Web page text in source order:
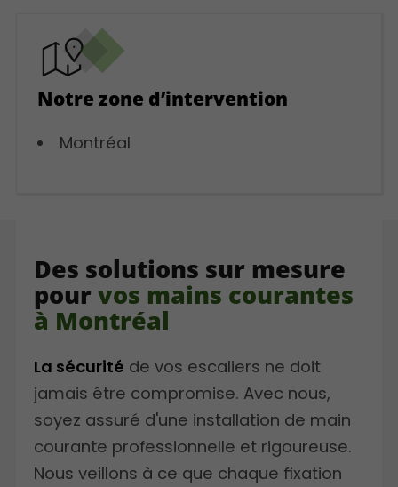
Notre zone d’intervention
Montréal
Des solutions sur mesure
pourvos mains courantes
à Montréal
La sécurité de vos escaliers ne doit
jamais être compromise. Avec nous,
soyez assuré d'une installation de main
courante professionnelle et rigoureuse.
Nous veillons à ce que chaque fixation